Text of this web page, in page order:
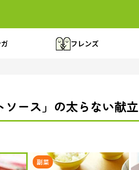
フレンズ
ソース」の太らない献立
副菜